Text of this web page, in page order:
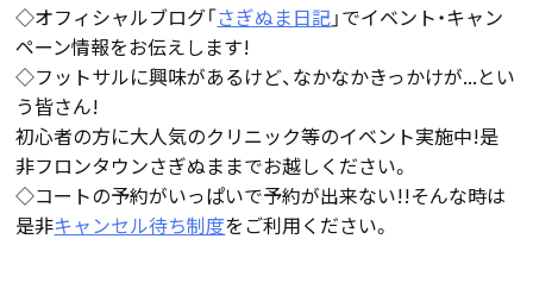
◇オフィシャルブログ「さぎぬま日記」でイベント・キャン
ペーン情報をお伝えします!
◇フットサルに興味があるけど、なかなかきっかけが...とい
う皆さん!
初心者の方に大人気のクリニック等のイベント実施中!是
非フロンタウンさぎぬままでお越しください。
◇コートの予約がいっぱいで予約が出来ない!!そんな時は
是非キャンセル待ち制度をご利用ください。